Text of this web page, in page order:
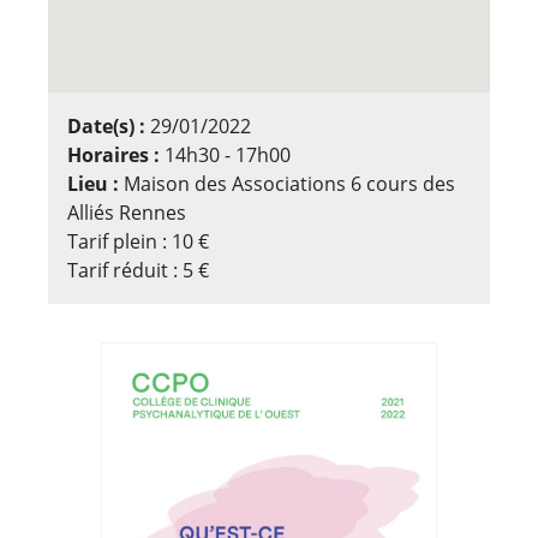
Date(s) : 29/01/2022
Horaires : 14h30 - 17h00
Lieu : Maison des Associations 6 cours des
Alliés Rennes
Tarif plein : 10 €
Tarif réduit : 5 €